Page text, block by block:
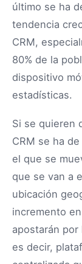
último se ha
tendencia
CRM,
80% de la
dispositivo
estadísticas.
Si se quieren
CRM se ha
el que se
que se van a
ubicación
incremento
apostarán por
es decir,